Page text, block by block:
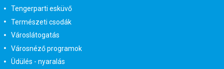
Tengerparti esküvő
Természeti csodák
Városlátogatás
Városnéző programok
Üdülés - nyaralás